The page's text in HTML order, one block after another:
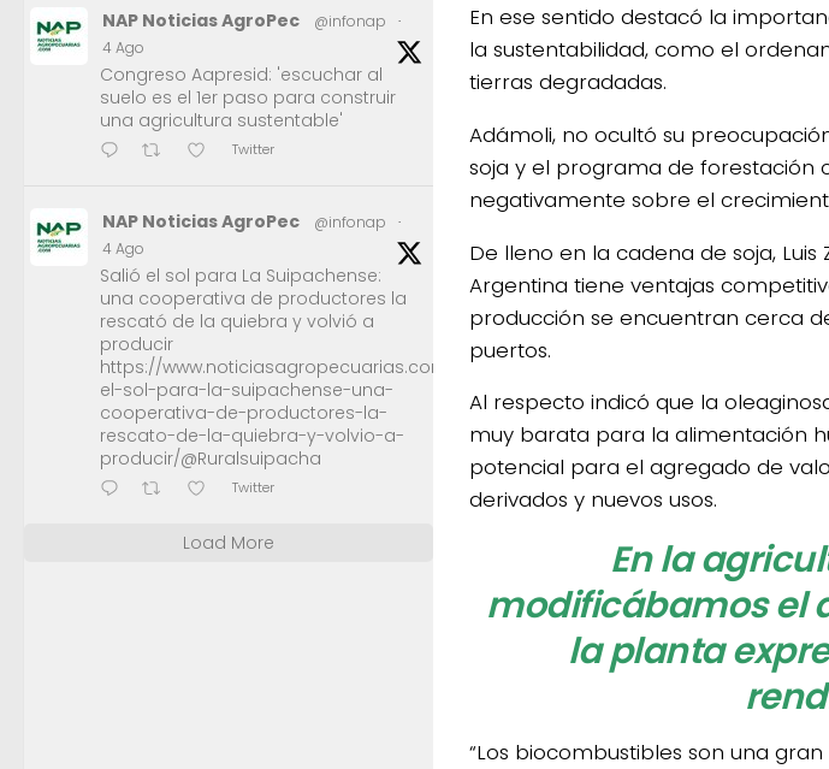
En ese sentido destacó la
la sustentabilidad, como el
tierras degradadas.
Adámoli, no ocultó su
soja y el programa de forestación
negativamente sobre el
De lleno en la cadena de soja,
Argentina tiene ventajas
producción se encuentran cerca
puertos.
Al respecto indicó que la
muy barata para la alimentación
potencial para el agregado de
derivados y nuevos usos.
En la
modificábamos el
la planta
“Los biocombustibles son una
NAP Noticias AgroPec @infonap
·
4 Ago
Congreso Aapresid: 'escuchar al
suelo es el 1er paso para construir
una agricultura sustentable'
Twitter
NAP Noticias AgroPec @infonap
·
4 Ago
Salió el sol para La Suipachense:
una cooperativa de productores la
rescató de la quiebra y volvió a
producir
https://www.noticiasagropecuarias.com/2026/08/04/salio-
el-sol-para-la-suipachense-una-
cooperativa-de-productores-la-
rescato-de-la-quiebra-y-volvio-a-
producir/@Ruralsuipacha
Twitter
Load More